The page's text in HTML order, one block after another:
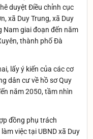
duyệt Điều chỉnh cục
xã Duy Trung, xã Duy
Nam giai đoạn đến năm
thành phố Đà
lấy ý kiến của các cơ
dân cư về hồ sơ Quy
năm 2050, tầm nhìn
đồng phụ trách
việc tại UBND xã Duy